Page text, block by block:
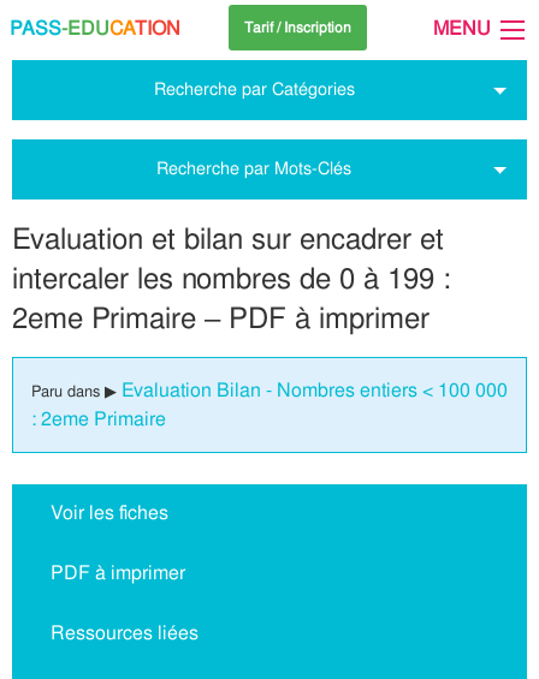
PASS-EDUCATION Tarif / Inscription MENU
Recherche par Catégories
Recherche par Mots-Clés
Evaluation et bilan sur encadrer et
intercaler les nombres de 0 à 199 :
2eme Primaire – PDF à imprimer
Paru dans ▶ Evaluation Bilan - Nombres entiers < 100 000
: 2eme Primaire
Voir les fiches
PDF à imprimer
Ressources liées